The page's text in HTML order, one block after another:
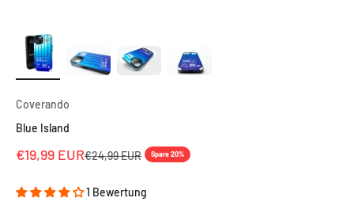
Coverando
Blue Island
Angebot
€19,99 EURRegulärer Preis
€24,99 EUR Spare 20%
1 Bewertung